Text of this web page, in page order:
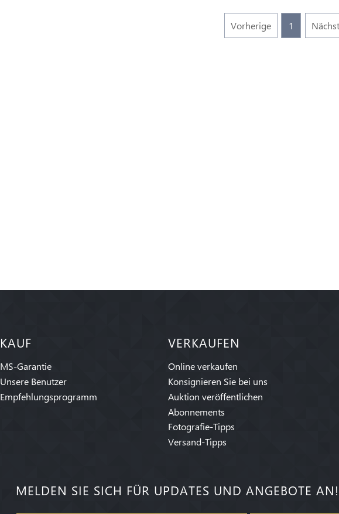
Vorherige 1
KAUF
MS-Garantie
Unsere Benutzer
Empfehlungsprogramm
VERKAUFEN
Online verkaufen
Konsignieren Sie bei uns
Auktion veröffentlichen
Abonnements
Fotografie-Tipps
Versand-Tipps
MELDEN SIE SICH FÜR UPDATES UND ANGEBOTE AN!